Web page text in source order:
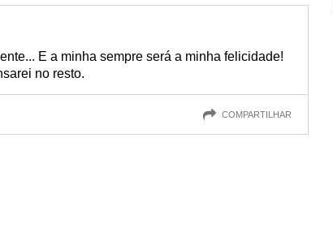
E a minha sempre será a minha felicidade!
no resto.
COMPARTILHAR